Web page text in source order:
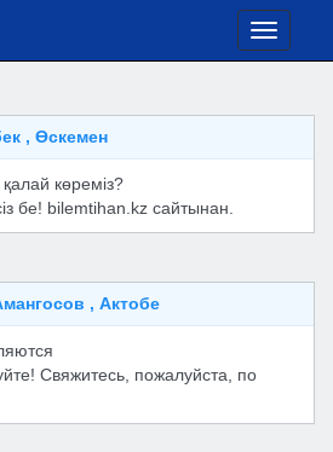
Toggle
, Өскемен
көреміз?
бе! bilemtihan.kz сайтынан.
, Актобе
Свяжитесь, пожалуйста, по